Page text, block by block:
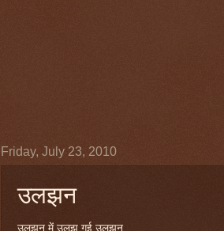
Friday, July 23, 2010
उलझन
उलझन में उलझ गई उलझन